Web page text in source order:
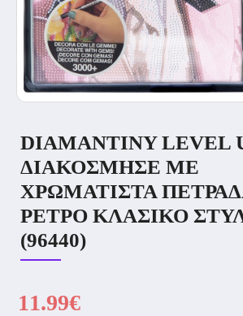
DIAMANTINY LEVEL
ΔΙΑΚΟΣΜΗΣΕ ΜΕ
ΧΡΩΜΑΤΙΣΤΑ
ΡΕΤΡΟ ΚΛΑΣΙΚΟ
(96440)
11.99€